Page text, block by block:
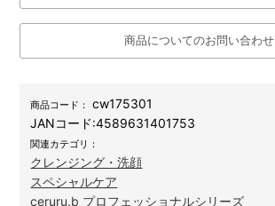
商品についてのお問い合わせ
商品コード：
cw175301
JANコード:4589631401753
関連カテゴリ：
クレンジング・洗顔
スペシャルケア
ceruru.b プロフェッショナルシリーズ